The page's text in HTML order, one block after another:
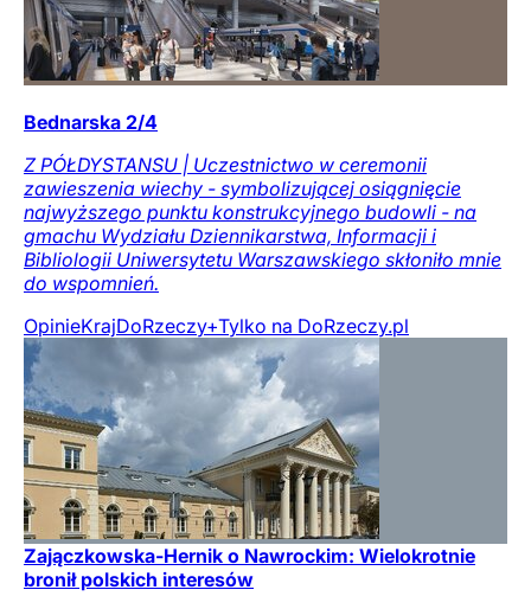
Bednarska 2/4
Z PÓŁDYSTANSU | Uczestnictwo w ceremonii
zawieszenia wiechy - symbolizującej osiągnięcie
najwyższego punktu konstrukcyjnego budowli - na
gmachu Wydziału Dziennikarstwa, Informacji i
Bibliologii Uniwersytetu Warszawskiego skłoniło mnie
do wspomnień.
OpinieKrajDoRzeczy+Tylko na DoRzeczy.pl
Zajączkowska-Hernik o Nawrockim: Wielokrotnie
bronił polskich interesów